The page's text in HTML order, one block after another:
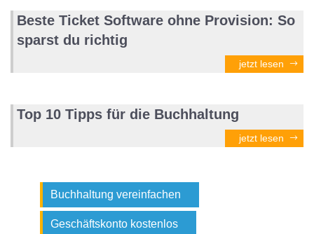
Beste Ticket Software ohne Provision: So
sparst du richtig
jetzt lesen
Top 10 Tipps für die Buchhaltung
jetzt lesen
Buchhaltung vereinfachen
Geschäftskonto kostenlos